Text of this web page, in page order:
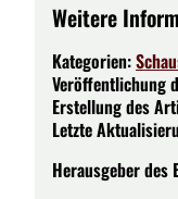
Weitere
Kategorien:
Veröffentlichung
Erstellung des
Letzte
Herausgeber des